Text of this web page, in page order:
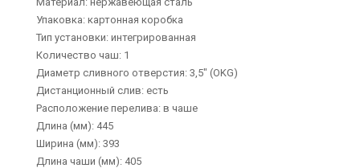
Упаковка: картонная коробка
Тип установки: интегрированная
Количество чаш: 1
Диаметр сливного отверстия: 3,5" (OKG)
Дистанционный слив: есть
Расположение перелива: в чаше
Длина (мм): 445
Ширина (мм): 393
Длина чаши (мм): 405